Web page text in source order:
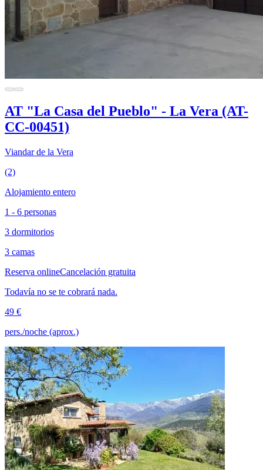
AT "La Casa del Pueblo" - La Vera (AT-
CC-00451)
Viandar de la Vera
(2)
Alojamiento entero
1 - 6 personas
3 dormitorios
3 camas
Reserva onlineCancelación gratuita
Todavía no se te cobrará nada.
49 €
pers./noche (aprox.)